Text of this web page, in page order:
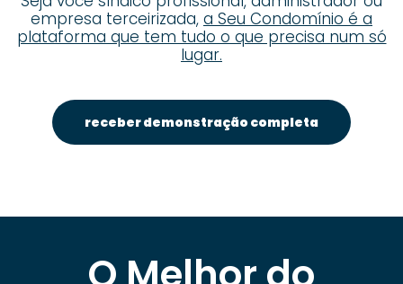
empresa terceirizada, a Seu Condomínio é a
plataforma que tem tudo o que precisa num só
lugar.
receber demonstração completa